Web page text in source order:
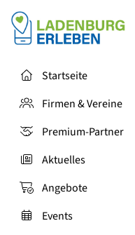
Startseite
Firmen & Vereine
Premium-Partner
Aktuelles
Angebote
Events